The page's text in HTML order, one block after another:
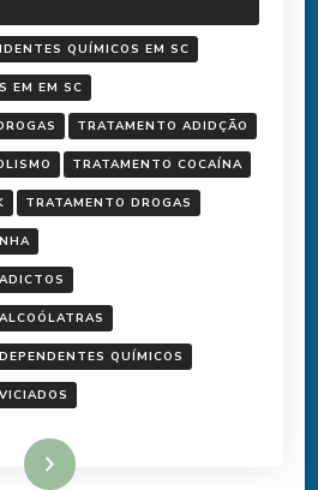
QUÍMICOS EM SC
EM EM SC
TRATAMENTO ADIDÇÃO
TRATAMENTO COCAÍNA
TRATAMENTO DROGAS
QUÍMICOS
mais